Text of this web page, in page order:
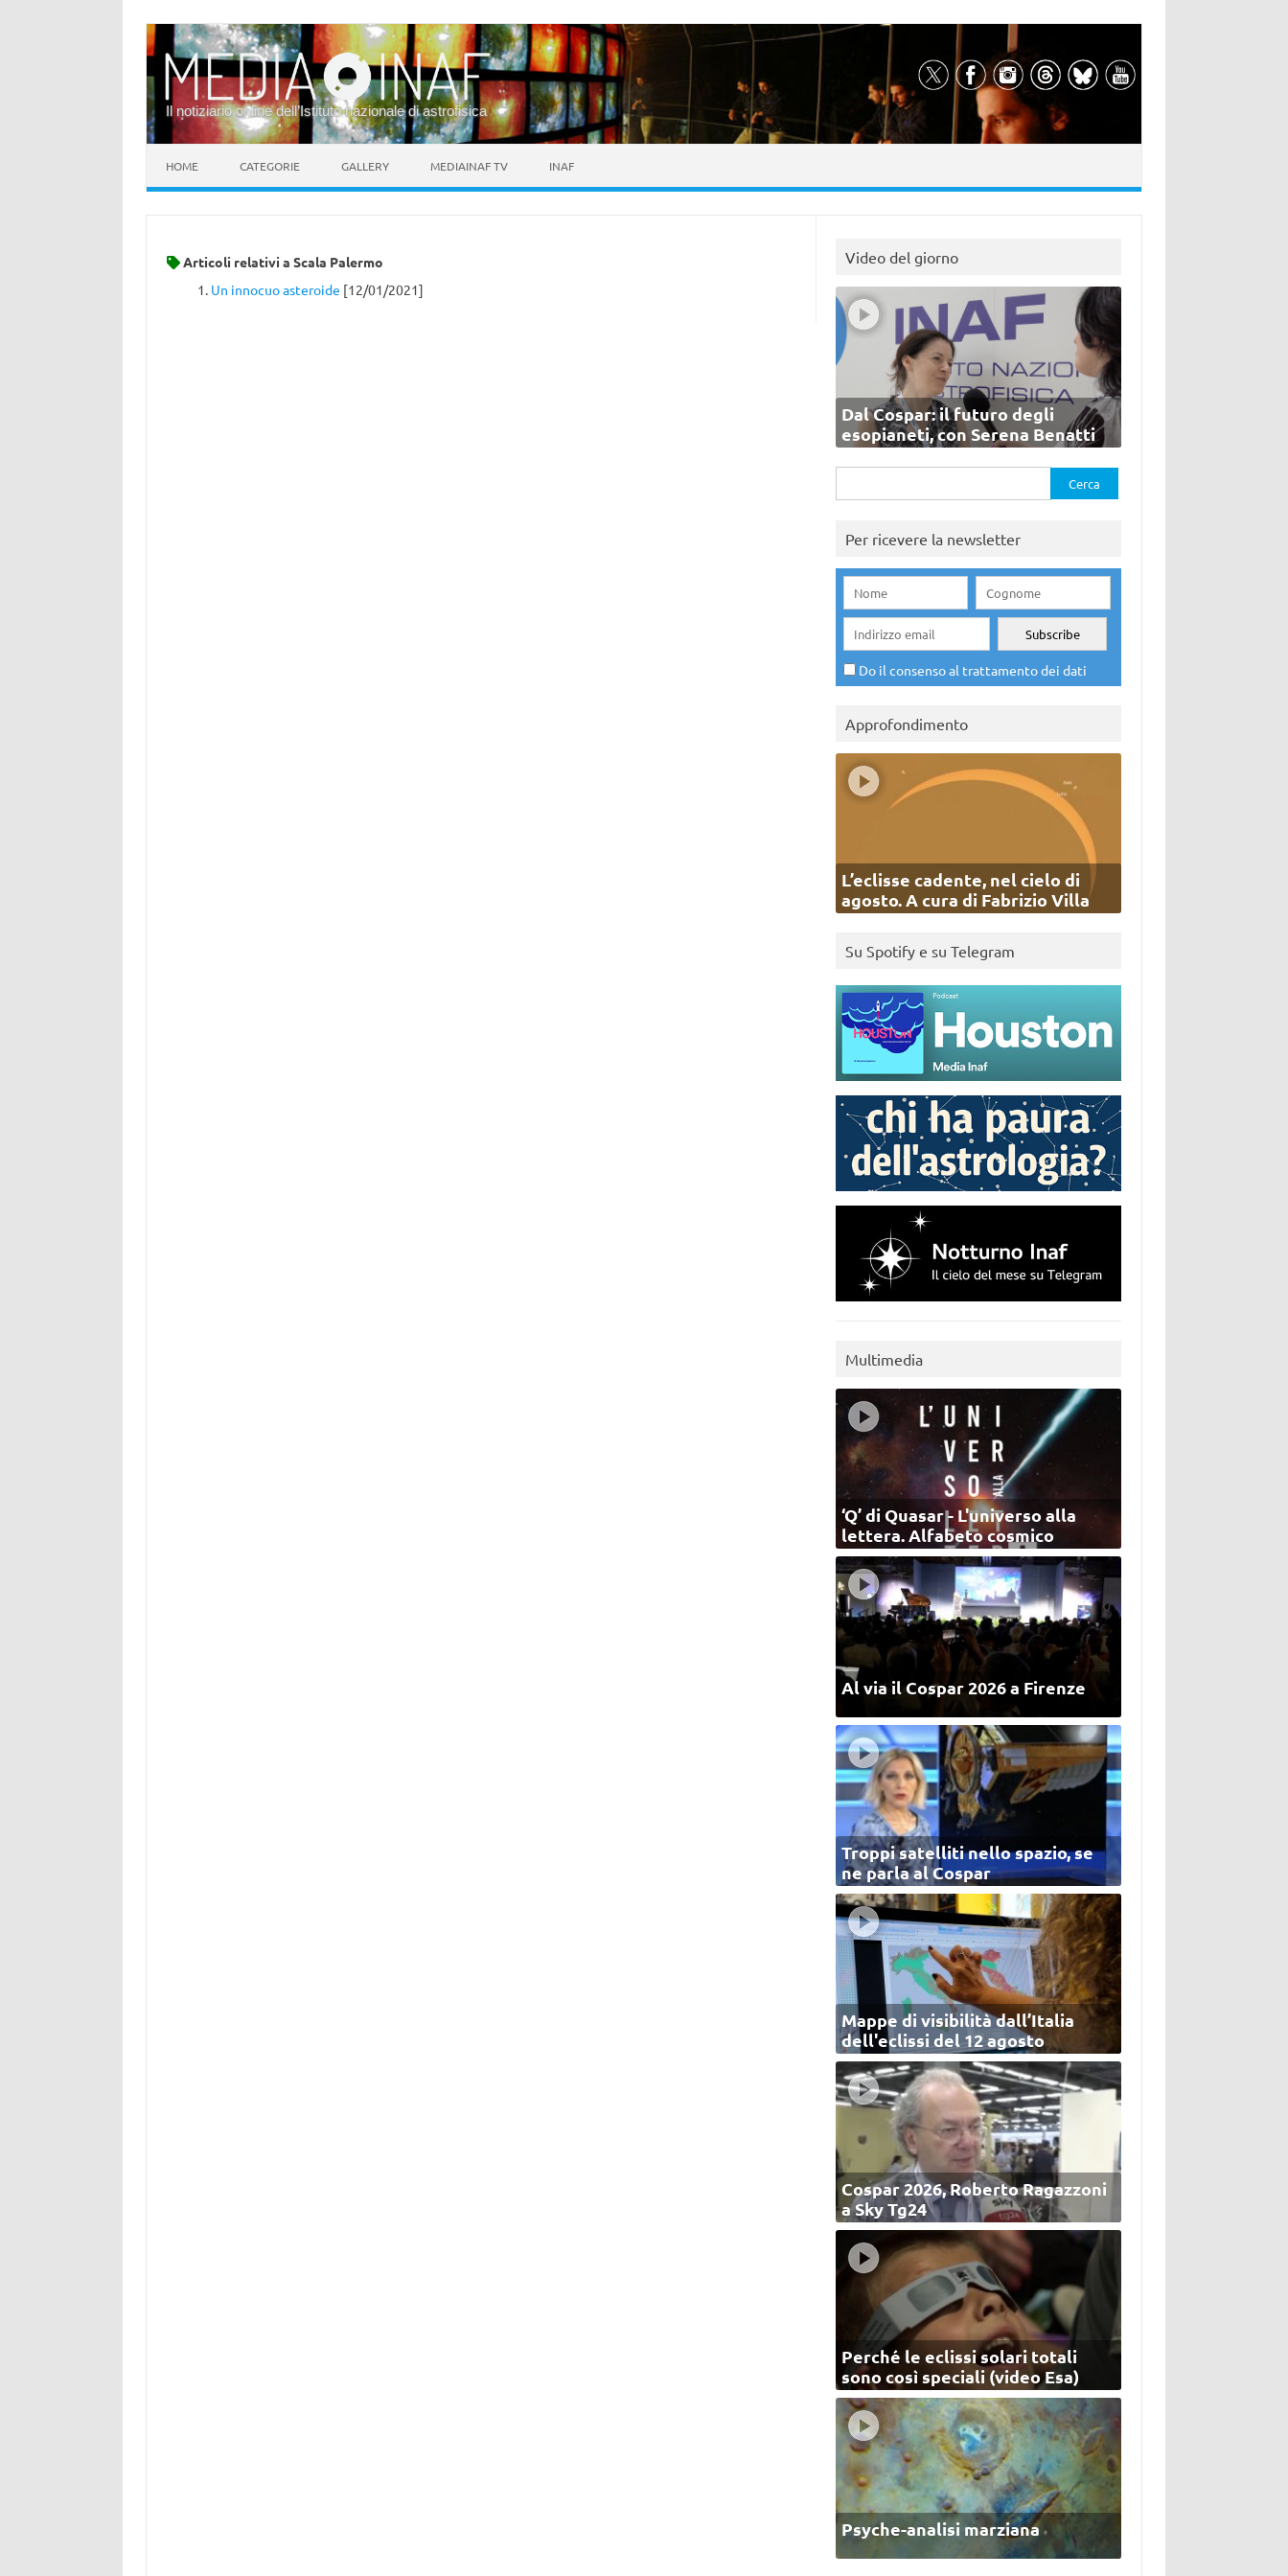
Il notiziario online dell’Istituto nazionale di astrofisica
HOME CATEGORIE GALLERY MEDIAINAF TV INAF
Articoli relativi a Scala Palermo
Un innocuo asteroide [12/01/2021]
Video del giorno
Dal Cospar: il futuro degli
esopianeti, con Serena Benatti
per:
Per ricevere la newsletter
Do il consenso al trattamento dei dati
Approfondimento
L’eclisse cadente, nel cielo di
agosto. A cura di Fabrizio Villa
Su Spotify e su Telegram
Multimedia
‘Q’ di Quasar - L'universo alla
lettera. Alfabeto cosmico
Al via il Cospar 2026 a Firenze
Troppi satelliti nello spazio, se
ne parla al Cospar
Mappe di visibilità dall’Italia
dell'eclissi del 12 agosto
Cospar 2026, Roberto Ragazzoni
a Sky Tg24
Perché le eclissi solari totali
sono così speciali (video Esa)
Psyche-analisi marziana